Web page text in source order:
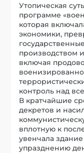
Утопическая
программе
которая
экономики,
производством
включая
контроль над
В кратчайшие
декретов и
вплотную к
увенчала
упразднению